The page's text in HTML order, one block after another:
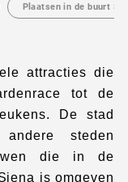
Plaatsen in de buurt
attracties die
tot de
De stad
steden
die in de
is omgeven